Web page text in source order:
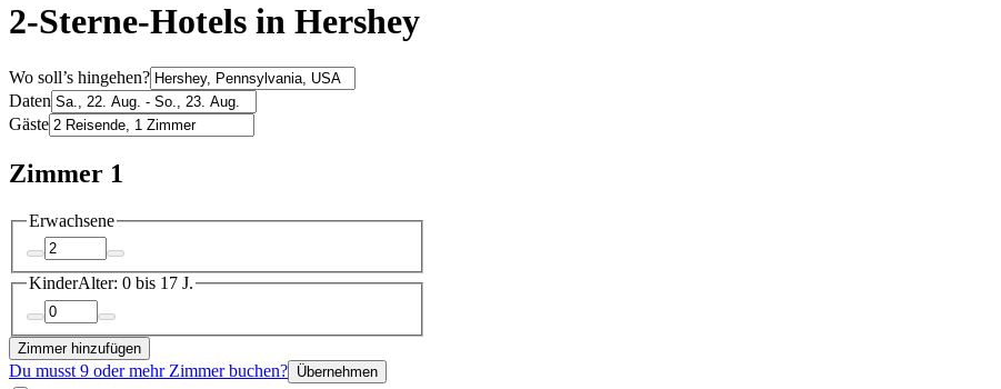
2-Sterne-Hotels in Hershey
Wo soll’s hingehen?
Daten
Gäste
Zimmer 1
Erwachsene
KinderAlter: 0 bis 17 J.
Zimmer hinzufügen
Du musst 9 oder mehr Zimmer buchen? Übernehmen